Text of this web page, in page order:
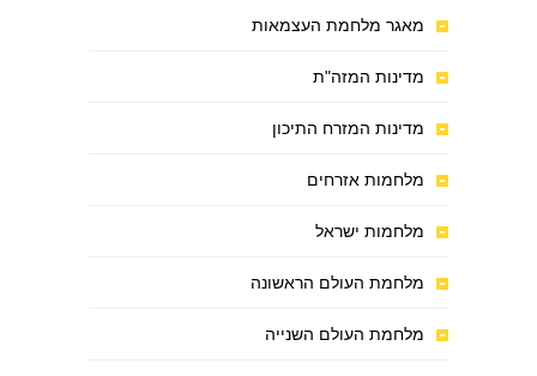
מאגר מלחמת העצמאות
מדינות המזה"ת
מדינות המזרח התיכון
מלחמות אזרחים
מלחמות ישראל
מלחמת העולם הראשונה
מלחמת העולם השנייה